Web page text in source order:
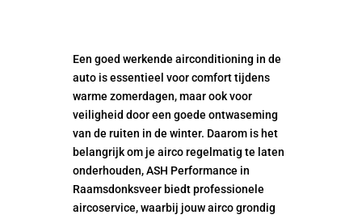
Een goed werkende airconditioning in de
auto is essentieel voor comfort tijdens
warme zomerdagen, maar ook voor
veiligheid door een goede ontwaseming
van de ruiten in de winter. Daarom is het
belangrijk om je airco regelmatig te laten
onderhouden, ASH Performance in
Raamsdonksveer biedt professionele
aircoservice, waarbij jouw airco grondig